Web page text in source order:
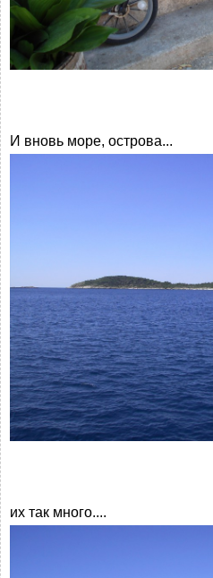
И вновь море, острова...
их так много....